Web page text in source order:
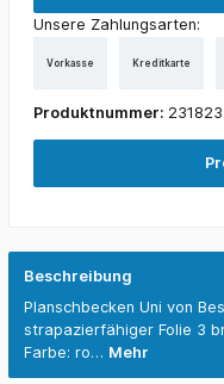
Unsere Zahlungsarten:
Vorkasse Kreditkarte
Produktnummer: 231823
Beschreibung
Planschbecken Uni von
strapazierfähiger Folie 3
Farbe: ro… Mehr